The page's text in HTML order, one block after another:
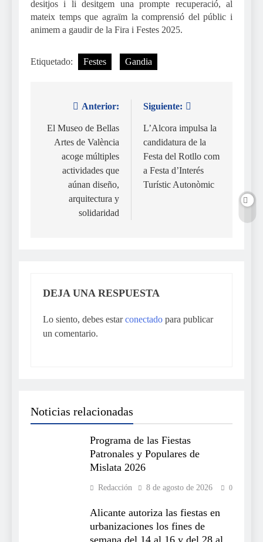
desitjos i li desitgem una prompte recuperació, al
mateix temps que agraïm la comprensió del públic i
animem a gaudir de la Fira i Festes 2025.
Etiquetado: Festes Gandia
Navegación
de
entradas
Anterior:
El Museo de Bellas
Artes de València
acoge múltiples
actividades que
aúnan diseño,
arquitectura y
solidaridad
Siguiente:
L’Alcora impulsa la
candidatura de la
Festa del Rotllo com
a Festa d’Interés
Turístic Autonòmic
DEJA UNA RESPUESTA
Lo siento, debes estarconectado para publicar
un comentario.
Noticias relacionadas
Programa de las Fiestas
Patronales y Populares de
Mislata 2026
Redacción 8 de agosto de 2026 0
Alicante autoriza las fiestas en
urbanizaciones los fines de